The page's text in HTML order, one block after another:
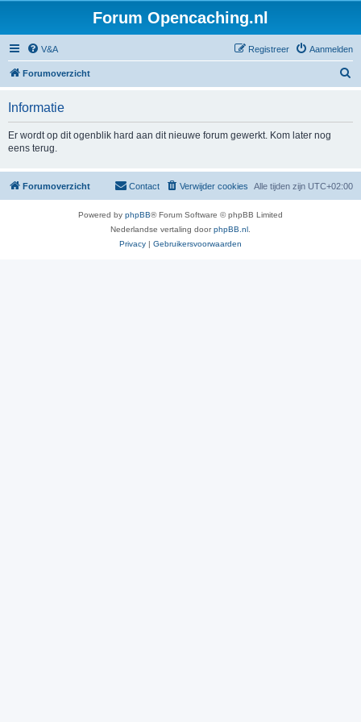
Forum Opencaching.nl
V&A Aanmelden
Registreer
Forumoverzicht
Informatie
Er wordt op dit ogenblik hard aan dit nieuwe forum gewerkt. Kom later nog
eens terug.
Forumoverzicht Alle tijden zijn UTC+02:00
Verwijder cookies
Contact
Powered by phpBB® Forum Software © phpBB Limited
Nederlandse vertaling doorphpBB.nl
Privacy | Gebruikersvoorwaarden